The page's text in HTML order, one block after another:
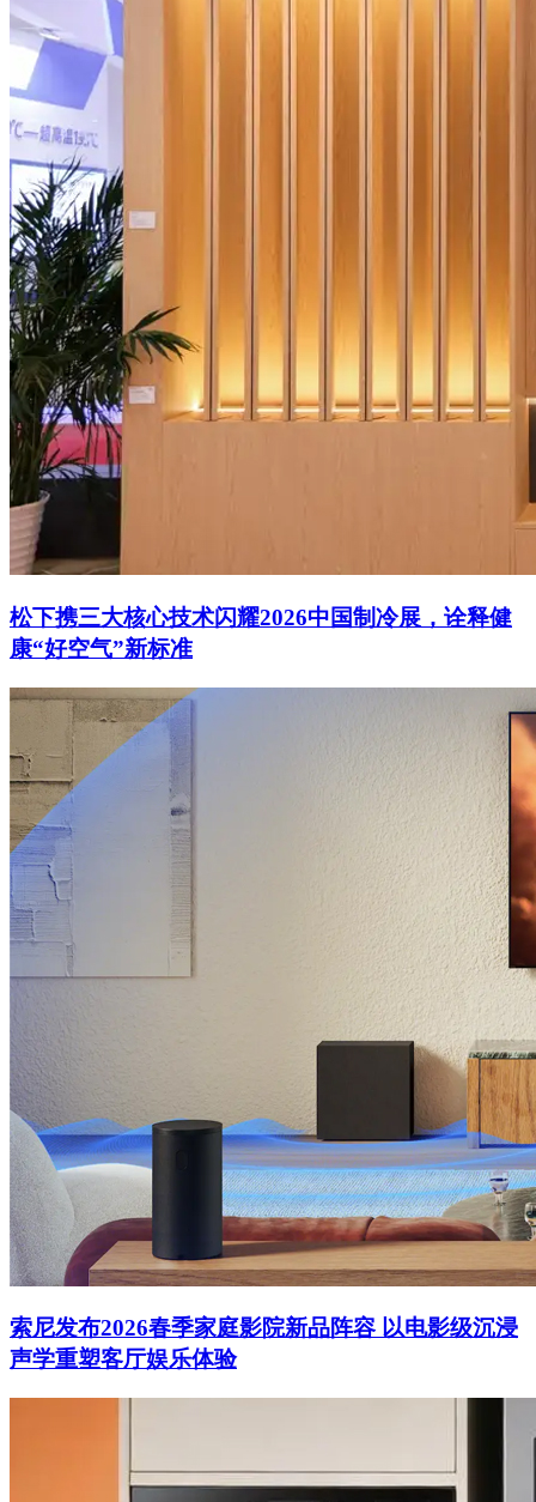
松下携三大核心技术闪耀2026中国制冷展，诠释健
康“好空气”新标准
索尼发布2026春季家庭影院新品阵容 以电影级沉浸
声学重塑客厅娱乐体验